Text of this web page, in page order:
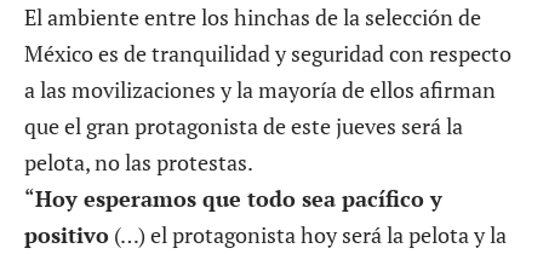
El ambiente entre los hinchas de la selección de
México es de tranquilidad y seguridad con respecto
a las movilizaciones y la mayoría de ellos afirman
que el gran protagonista de este jueves será la
pelota, no las protestas.
“Hoy esperamos que todo sea pacífico y
positivo (…) el protagonista hoy será la pelota y la